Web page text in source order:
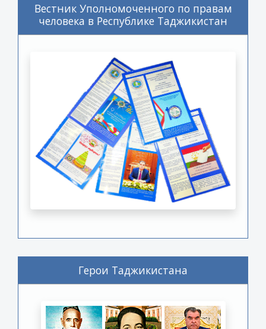
Вестник Уполномоченного по правам
человека в Республике Таджикистан
Герои Таджикистана